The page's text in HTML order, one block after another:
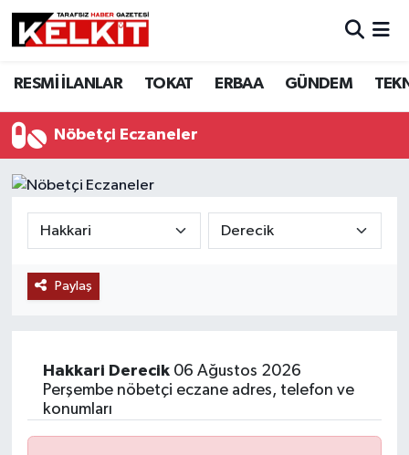
RESMİ İLANLAR TOKAT ERBAA GÜNDEM
Nöbetçi Eczaneler
Paylaş
Hakkari Derecik06 Ağustos 2026
Perşembe nöbetçi eczane adres, telefon ve
konumları